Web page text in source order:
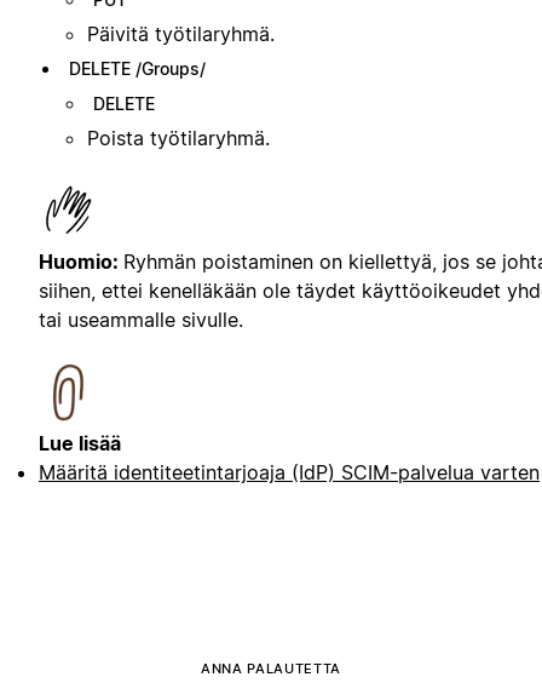
Päivitä työtilaryhmä.
DELETE /Groups/
DELETE
Poista työtilaryhmä.
Huomio: Ryhmän poistaminen on kiellettyä, jos se
siihen, ettei kenelläkään ole täydet käyttöoikeudet
tai useammalle sivulle.
Lue lisää
Määritä identiteetintarjoaja (IdP) SCIM-palvelua varten
ANNA PALAUTETTA